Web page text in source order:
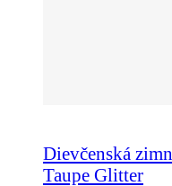
Dievčenská
Taupe Glitter